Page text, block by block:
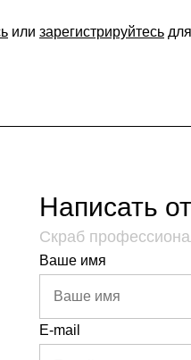
или зарегистрируйтесь
Написать
Скраб
Ваше имя
E-mail